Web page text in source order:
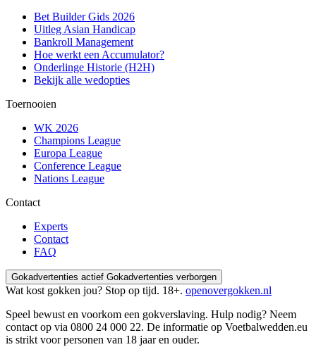
Bet Builder Gids 2026
Uitleg Asian Handicap
Bankroll Management
Hoe werkt een Accumulator?
Onderlinge Historie (H2H)
Bekijk alle wedopties
Toernooien
WK 2026
Champions League
Europa League
Conference League
Nations League
Contact
Experts
Contact
FAQ
Gokadvertenties actief Gokadvertenties verborgen
Wat kost gokken jou? Stop op tijd. 18+. openovergokken.nl
Speel bewust en voorkom een gokverslaving. Hulp nodig? Neem
contact op via 0800 24 000 22. De informatie op Voetbalwedden.eu
is strikt voor personen van 18 jaar en ouder.